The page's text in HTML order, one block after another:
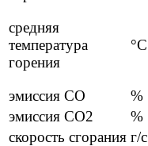
средняя
температура
горения
°C
эмиссия СО %
эмиссия СО2
%
скорость сгорания г/с